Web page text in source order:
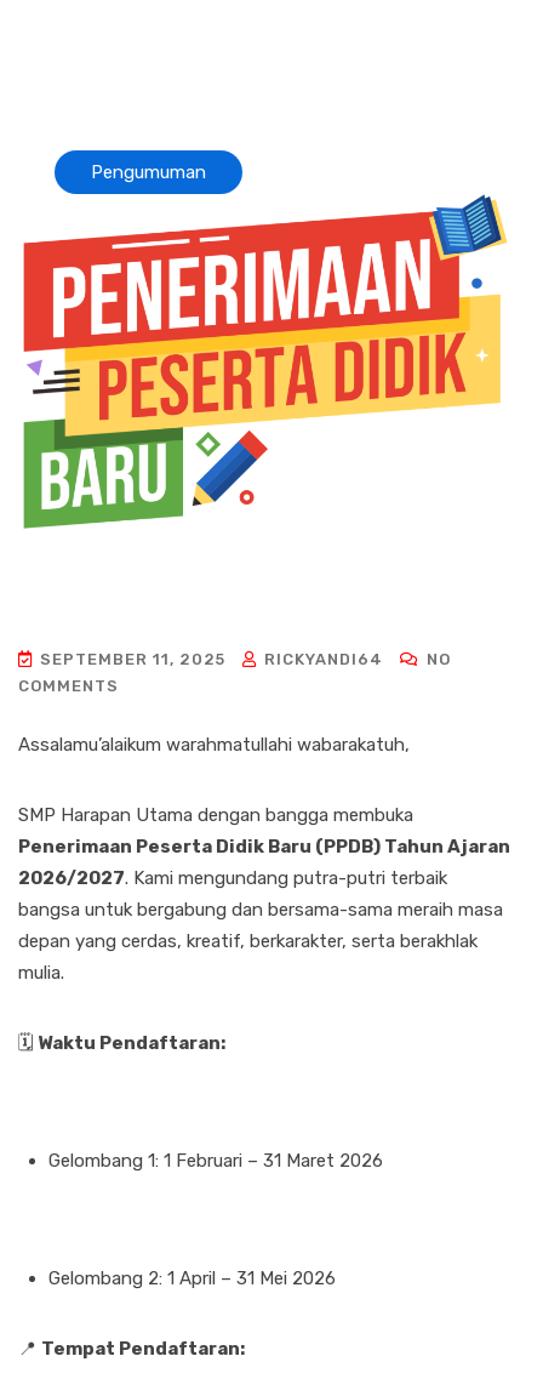
Pengumuman
SEPTEMBER 11, 2025 RICKYANDI64
NO
COMMENTS
Assalamu’alaikum warahmatullahi wabarakatuh,
SMP Harapan Utama dengan bangga membuka
Penerimaan Peserta Didik Baru (PPDB) Tahun Ajaran
2026/2027. Kami mengundang putra-putri terbaik
bangsa untuk bergabung dan bersama-sama meraih masa
depan yang cerdas, kreatif, berkarakter, serta berakhlak
mulia.
🗓 Waktu Pendaftaran:
Gelombang 1: 1 Februari – 31 Maret 2026
Gelombang 2: 1 April – 31 Mei 2026
📍 Tempat Pendaftaran: